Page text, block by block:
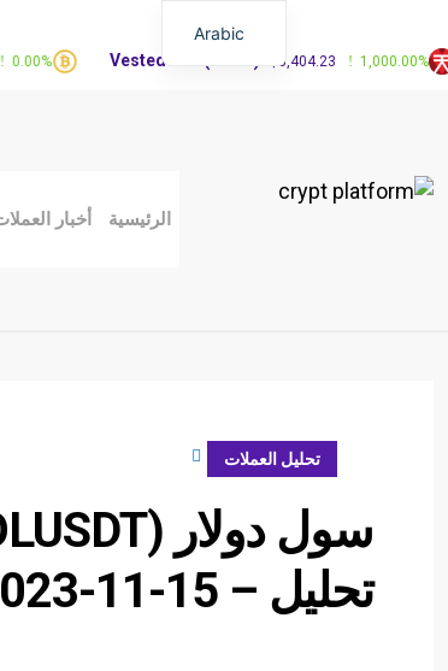
الرئيسية أخبار
تحليل العملات
تحليل – 15-11-2023.
Vested XOR(VXOR) $3,404.23 1,000.00%
Arabic